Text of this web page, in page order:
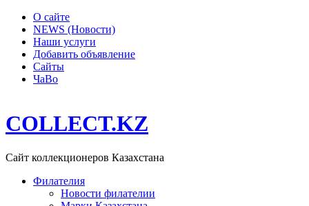
О сайте
NEWS (Новости)
Наши услуги
Добавить объявление
Сайты
ЧаВо
COLLECT.KZ
Сайт коллекционеров Казахстана
Филателия
Новости филателии